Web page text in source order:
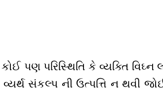
પણ પરિસ્થિતિ કે વ્યક્તિ વિઘ્ન
વ્યર્થ સંકલ્પ ની ઉત્પત્તિ ન થવી